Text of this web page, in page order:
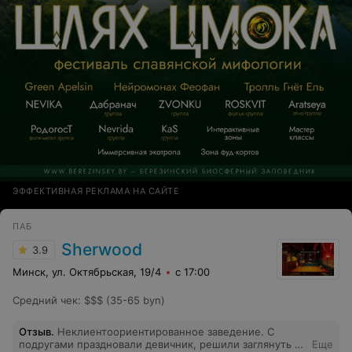
ЭФФЕКТИВНАЯ РЕКЛАМА НА САЙТЕ
ПАБ
3.9 Sherwood
Минск, ул. Октябрьская, 19/4 с 17:00
Средний чек: $$$ (35-65 byn)
Отзыв. Неклиентоориентированное заведение. С
подругами праздновали девичник, решили заглянуть и
Еще